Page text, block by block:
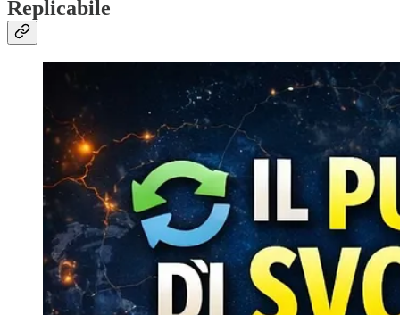
Replicabile